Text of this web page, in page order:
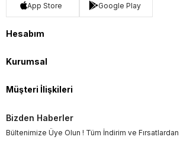
App Store Google Play
Hesabım
Kurumsal
Müşteri İlişkileri
Bizden Haberler
Bültenimize Üye Olun ! Tüm İndirim ve